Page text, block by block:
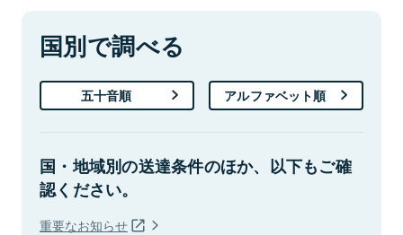
国別で調べる
五十音順 アルファベット順
国・地域別の送達条件のほか、以下もご確
認ください。
重要なお知らせ